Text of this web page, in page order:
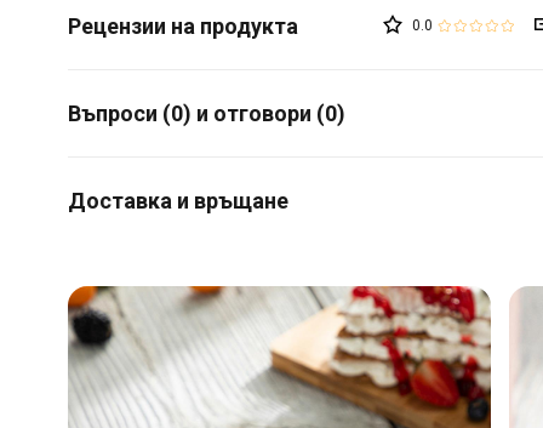
0.0
Въпроси (0) и отговори (0)
Доставка и връщане